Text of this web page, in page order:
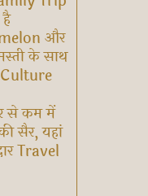
और
के साथ
से कम में
सैर, यहां
Travel